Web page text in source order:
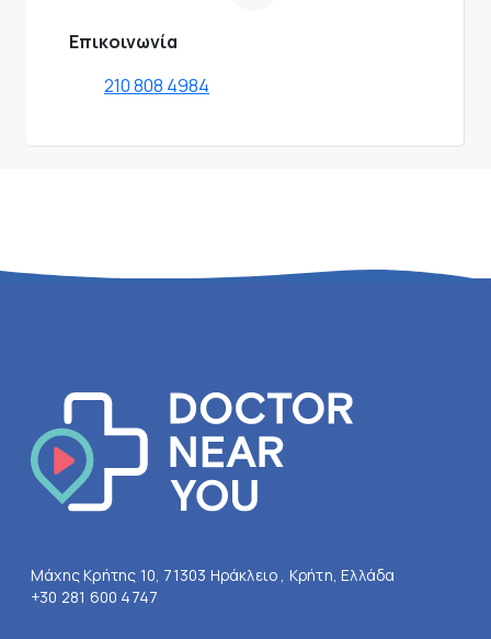
Επικοινωνία
210 808 4984
Μάχης Κρήτης 10, 71303 Ηράκλειο , Κρήτη, Ελλάδα
+30 281 600 4747